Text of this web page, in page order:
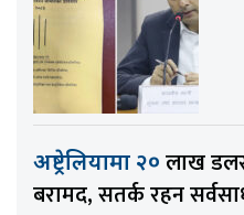
अष्ट्रेलियामा २० लाख
बरामद, सतर्क रहन